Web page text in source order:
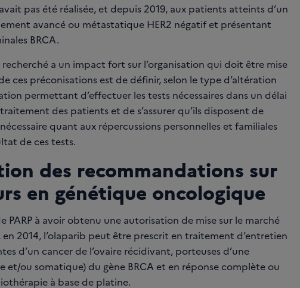
pas été réalisée, et depuis 2019, aux patients atteints d’un
avancé ou métastatique HER2 négatif et présentant
BRCA.
a un impact fort sur l’organisation qui doit être mise
ces préconisations est de définir, selon le type d’altération
permettant d’effectuer les tests nécessaires dans un délai
des patients et de s’assurer qu’ils disposent de
quant aux répercussions personnelles et familiales
de ces tests.
des recommandations sur
en génétique oncologique
PARP à avoir obtenu une autorisation de mise sur le marché
2014, l’olaparib peut être prescrit en traitement d’entretien
d’un cancer de l’ovaire récidivant, porteuses d’une
et/ou somatique) du gène BRCA et en réponse complète ou
à base de platine.